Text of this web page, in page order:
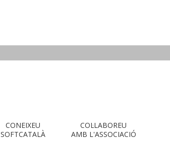
CONEIXEU
SOFTCATALÀ
COL·LABOREU
AMB L'ASSOCIACIÓ